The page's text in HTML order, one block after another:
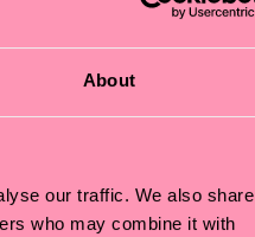
About
our traffic. We also share
who may combine it with